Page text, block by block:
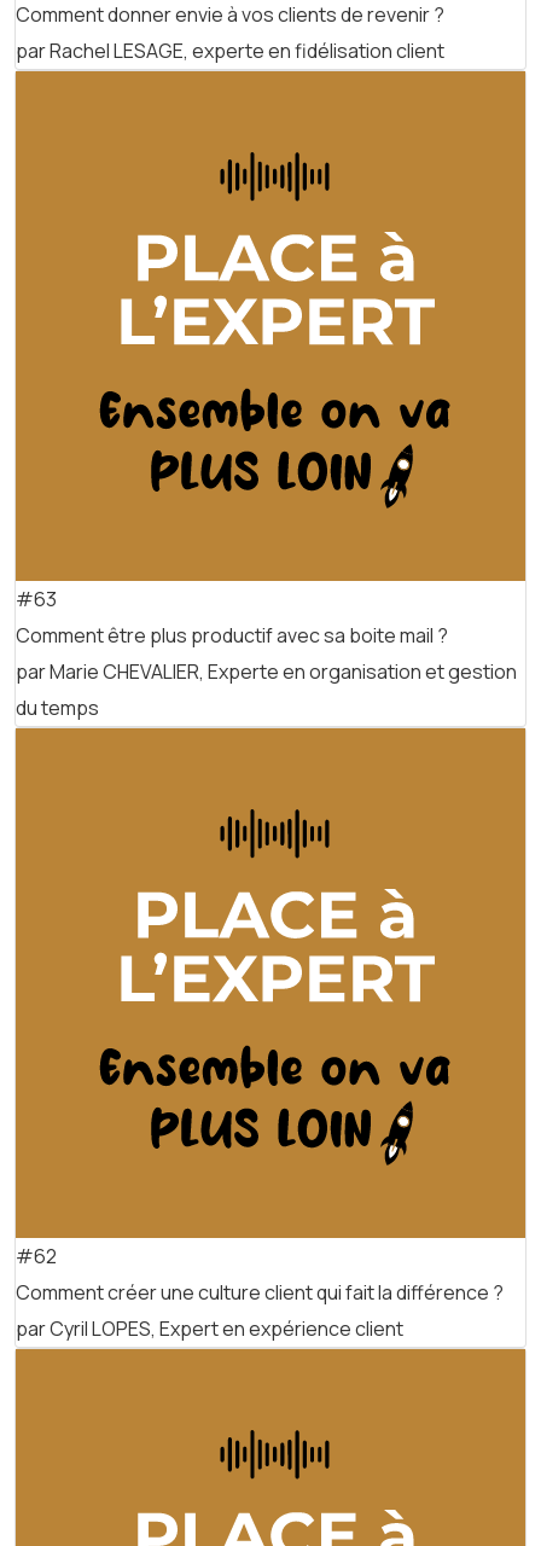
Comment donner envie à vos clients de revenir ?
par Rachel LESAGE, experte en fidélisation client
#63
Comment être plus productif avec sa boite mail ?
par Marie CHEVALIER, Experte en organisation et gestion
du temps
#62
Comment créer une culture client qui fait la différence ?
par Cyril LOPES, Expert en expérience client